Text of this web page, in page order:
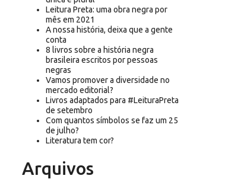
Leitura Preta: uma obra negra por
mês em 2021
A nossa história, deixa que a gente
conta
8 livros sobre a história negra
brasileira escritos por pessoas
negras
Vamos promover a diversidade no
mercado editorial?
Livros adaptados para #LeituraPreta
de setembro
Com quantos símbolos se faz um 25
de julho?
Literatura tem cor?
Arquivos